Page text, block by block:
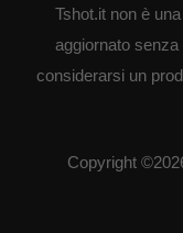
Tshot.it non è
aggiornato
considerarsi un
Copyright